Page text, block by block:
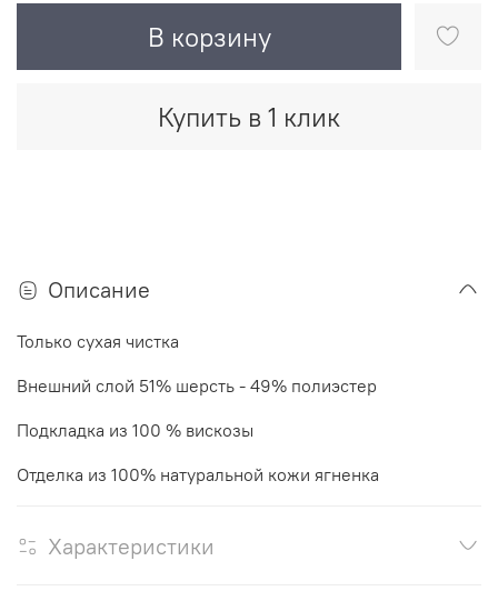
В корзину
Купить в 1 клик
Описание
Только сухая чистка
Внешний слой 51% шерсть - 49% полиэстер
Подкладка из 100 % вискозы
Отделка из 100% натуральной кожи ягненка
Характеристики